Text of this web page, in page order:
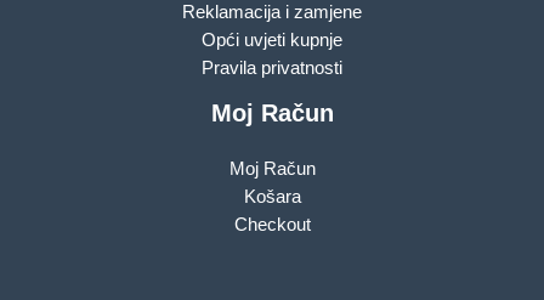
Reklamacija i zamjene
Opći uvjeti kupnje
Pravila privatnosti
Moj Račun
Moj Račun
Košara
Checkout